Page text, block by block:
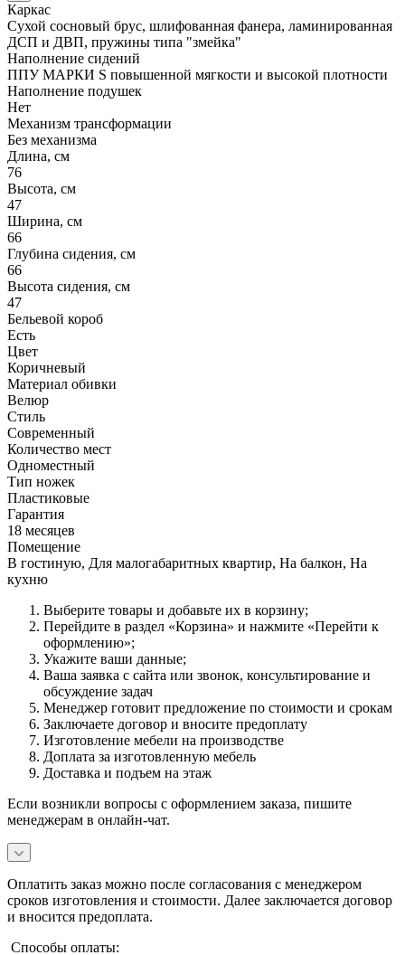
Каркас
Сухой сосновый брус, шлифованная фанера, ламинированная
ДСП и ДВП, пружины типа "змейка"
Наполнение сидений
ППУ МАРКИ S повышенной мягкости и высокой плотности
Наполнение подушек
Нет
Механизм трансформации
Без механизма
Длина, см
76
Высота, см
47
Ширина, см
66
Глубина сидения, см
66
Высота сидения, см
47
Бельевой короб
Есть
Цвет
Коричневый
Материал обивки
Велюр
Стиль
Современный
Количество мест
Одноместный
Тип ножек
Пластиковые
Гарантия
18 месяцев
Помещение
В гостиную, Для малогабаритных квартир, На балкон, На
кухню
Выберите товары и добавьте их в корзину;
Перейдите в раздел «Корзина» и нажмите «Перейти к
оформлению»;
Укажите ваши данные;
Ваша заявка с сайта или звонок, консультирование и
обсуждение задач
Менеджер готовит предложение по стоимости и срокам
Заключаете договор и вносите предоплату
Изготовление мебели на производстве
Доплата за изготовленную мебель
Доставка и подъем на этаж
Если возникли вопросы с оформлением заказа, пишите
менеджерам в онлайн-чат.
Оплатить заказ можно после согласования с менеджером
сроков изготовления и стоимости. Далее заключается договор
и вносится предоплата.
Способы оплаты: